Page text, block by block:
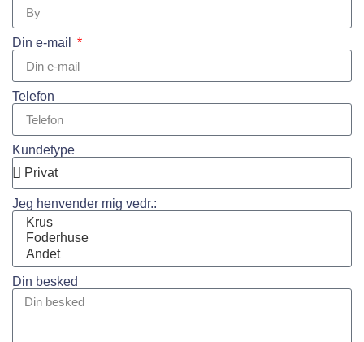
Din e-mail
Telefon
Kundetype
Jeg henvender mig vedr.:
Din besked